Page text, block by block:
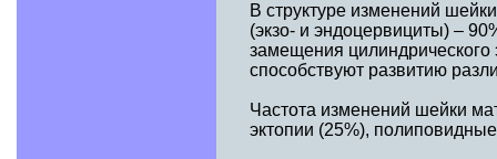
В структуре изменений
(экзо- и эндоцервициты) –
замещения цилиндрического
способствуют развитию
Частота изменений шейки
эктопии (25%),